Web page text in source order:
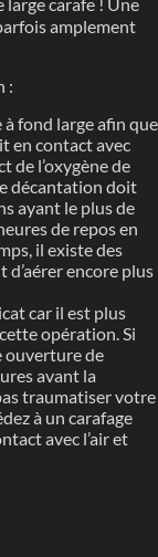
amplement
:
fond large afin que
en contact avec
de l’oxygène de
décantation doit
ayant le plus de
de repos en
il existe des
encore plus
car il est plus
opération. Si
ouverture de
avant la
traumatiser votre
à un carafage
avec l’air et